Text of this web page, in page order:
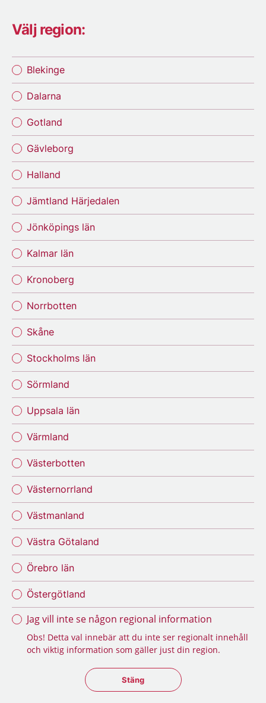
Välj region:
Blekinge
Dalarna
Gotland
Gävleborg
Halland
Jämtland Härjedalen
Jönköpings län
Kalmar län
Kronoberg
Norrbotten
Skåne
Stockholms län
Sörmland
Uppsala län
Värmland
Västerbotten
Västernorrland
Västmanland
Västra Götaland
Örebro län
Östergötland
Jag vill inte se någon regional information
Obs! Detta val innebär att du inte ser regionalt innehåll
och viktig information som gäller just din region.
Stäng regionsväljaren
Stäng